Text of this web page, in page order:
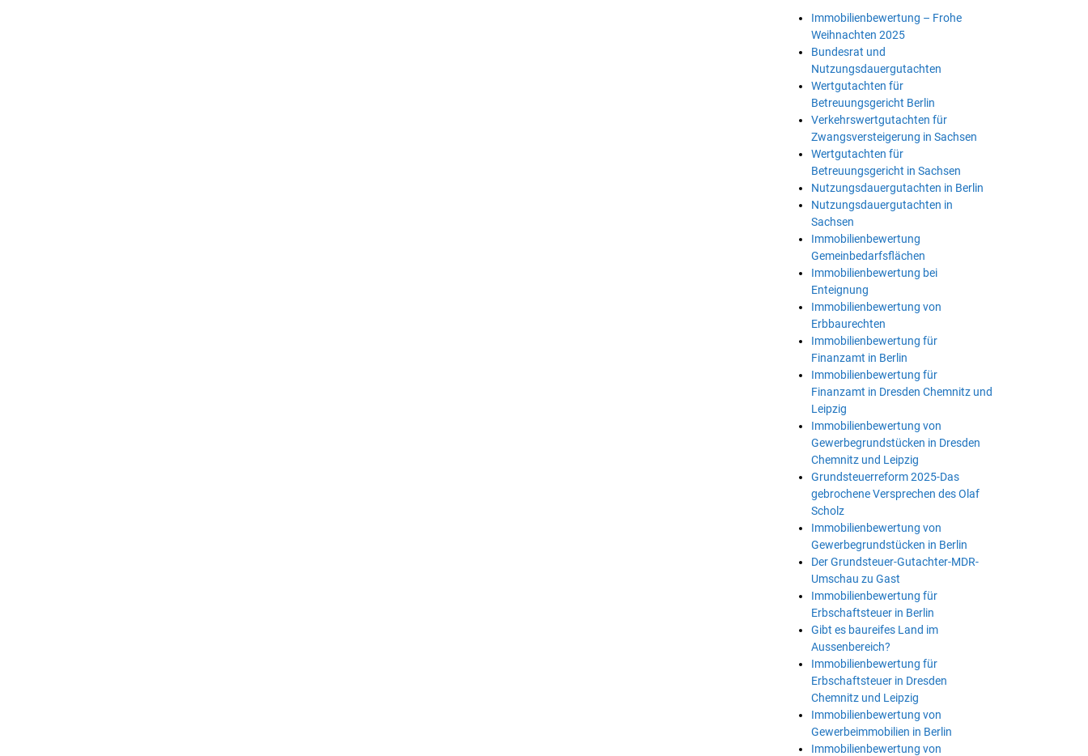
Immobilienbewertung – Frohe
Weihnachten 2025
Bundesrat und
Nutzungsdauergutachten
Wertgutachten für
Betreuungsgericht Berlin
Verkehrswertgutachten für
Zwangsversteigerung in Sachsen
Wertgutachten für
Betreuungsgericht in Sachsen
Nutzungsdauergutachten in Berlin
Nutzungsdauergutachten in
Sachsen
Immobilienbewertung
Gemeinbedarfsflächen
Immobilienbewertung bei
Enteignung
Immobilienbewertung von
Erbbaurechten
Immobilienbewertung für
Finanzamt in Berlin
Immobilienbewertung für
Finanzamt in Dresden Chemnitz und
Leipzig
Immobilienbewertung von
Gewerbegrundstücken in Dresden
Chemnitz und Leipzig
Grundsteuerreform 2025-Das
gebrochene Versprechen des Olaf
Scholz
Immobilienbewertung von
Gewerbegrundstücken in Berlin
Der Grundsteuer-Gutachter-MDR-
Umschau zu Gast
Immobilienbewertung für
Erbschaftsteuer in Berlin
Gibt es baureifes Land im
Aussenbereich?
Immobilienbewertung für
Erbschaftsteuer in Dresden
Chemnitz und Leipzig
Immobilienbewertung von
Gewerbeimmobilien in Berlin
Immobilienbewertung von